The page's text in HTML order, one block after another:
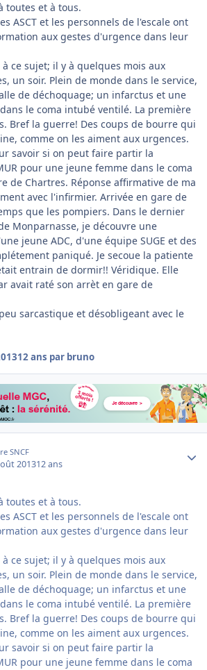
toutes et à tous.
ASCT et les personnels de l'escale ont
aux gestes d'urgence dans leur
ce sujet; il y à quelques mois aux
un soir. Plein de monde dans le service,
de déchoquage; un infarctus et une
le coma intubé ventilé. La première
Bref la guerre! Des coups de bourre qui
comme on les aiment aux urgences.
savoir si on peut faire partir la
pour une jeune femme dans le coma
de Chartres. Réponse affirmative de ma
avec l'infirmier. Arrivée en gare de
que les pompiers. Dans le dernier
Monparnasse, je découvre une
jeune ADC, d'une équipe SUGE et des
paniqué. Je secoue la patiente
entrain de dormir!! Véridique. Elle
avait raté son arrèt en gare de
sarcastique et désobligeant avec le
12 ans par bruno
SNCF
201312 ans
toutes et à tous.
ASCT et les personnels de l'escale ont
aux gestes d'urgence dans leur
ce sujet; il y à quelques mois aux
un soir. Plein de monde dans le service,
de déchoquage; un infarctus et une
le coma intubé ventilé. La première
Bref la guerre! Des coups de bourre qui
comme on les aiment aux urgences.
savoir si on peut faire partir la
pour une jeune femme dans le coma